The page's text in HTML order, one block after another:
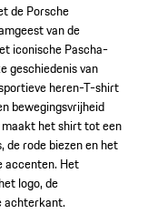
de Porsche
van de
iconische Pascha-
geschiedenis van
heren-T-shirt
bewegingsvrijheid
het shirt tot een
de rode biezen en het
accenten. Het
logo, de
achterkant.